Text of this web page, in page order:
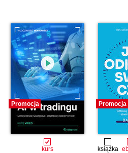
Promocja
kurs
Promocja
książka